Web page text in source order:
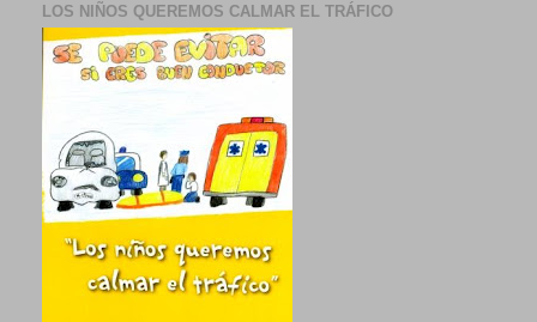
LOS NIÑOS QUEREMOS CALMAR EL TRÁFICO